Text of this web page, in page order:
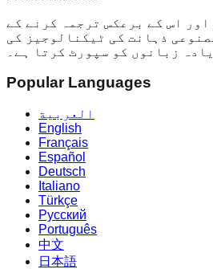
اس کے برعکس ترجمہ کرنے کے
ذہانت کی ٹیکنالوجیز کی
Popular Languages
العربية
English
Français
Español
Deutsch
Italiano
Türkçe
Русский
Português
中文
日本語